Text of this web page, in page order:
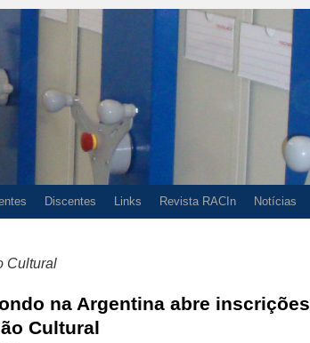
Discentes Links Revista RACIn Notícias
Cultural
na Argentina abre inscrições
Cultural